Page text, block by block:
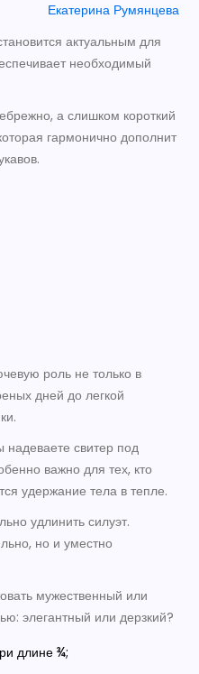
Екатерина Румянцева
актуальным для
необходимый
а слишком короткий
гармонично дополнит
роль не только в
дней до легкой
свитер под
важно для тех, кто
удержание тела в тепле.
удлинить силуэт.
но и уместно
мужественный или
элегантный или дерзкий?
длине ¾;